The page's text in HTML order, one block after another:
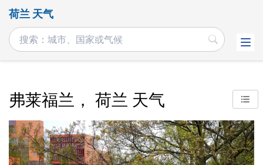
荷兰 天气
弗莱福兰， 荷兰 天气